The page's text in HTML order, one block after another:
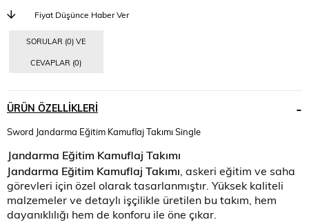
Fiyat Düşünce Haber Ver
SORULAR (0) VE
CEVAPLAR (0)
ÜRÜN ÖZELLIKLERI
Sword Jandarma Eğitim Kamuflaj Takımı Single
Jandarma Eğitim Kamuflaj Takımı
Jandarma Eğitim Kamuflaj Takımı , askeri eğitim ve saha
görevleri için özel olarak tasarlanmıştır. Yüksek kaliteli
malzemeler ve detaylı işçilikle üretilen bu takım, hem
dayanıklılığı hem de konforu ile öne çıkar.